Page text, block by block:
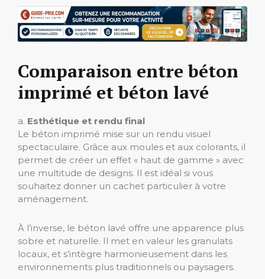
Comparaison entre béton
imprimé et béton lavé
a. Esthétique et rendu final
Le béton imprimé mise sur un rendu visuel
spectaculaire. Grâce aux moules et aux colorants, il
permet de créer un effet « haut de gamme » avec
une multitude de designs. Il est idéal si vous
souhaitez donner un cachet particulier à votre
aménagement.
À l’inverse, le béton lavé offre une apparence plus
sobre et naturelle. Il met en valeur les granulats
locaux, et s’intègre harmonieusement dans les
environnements plus traditionnels ou paysagers.